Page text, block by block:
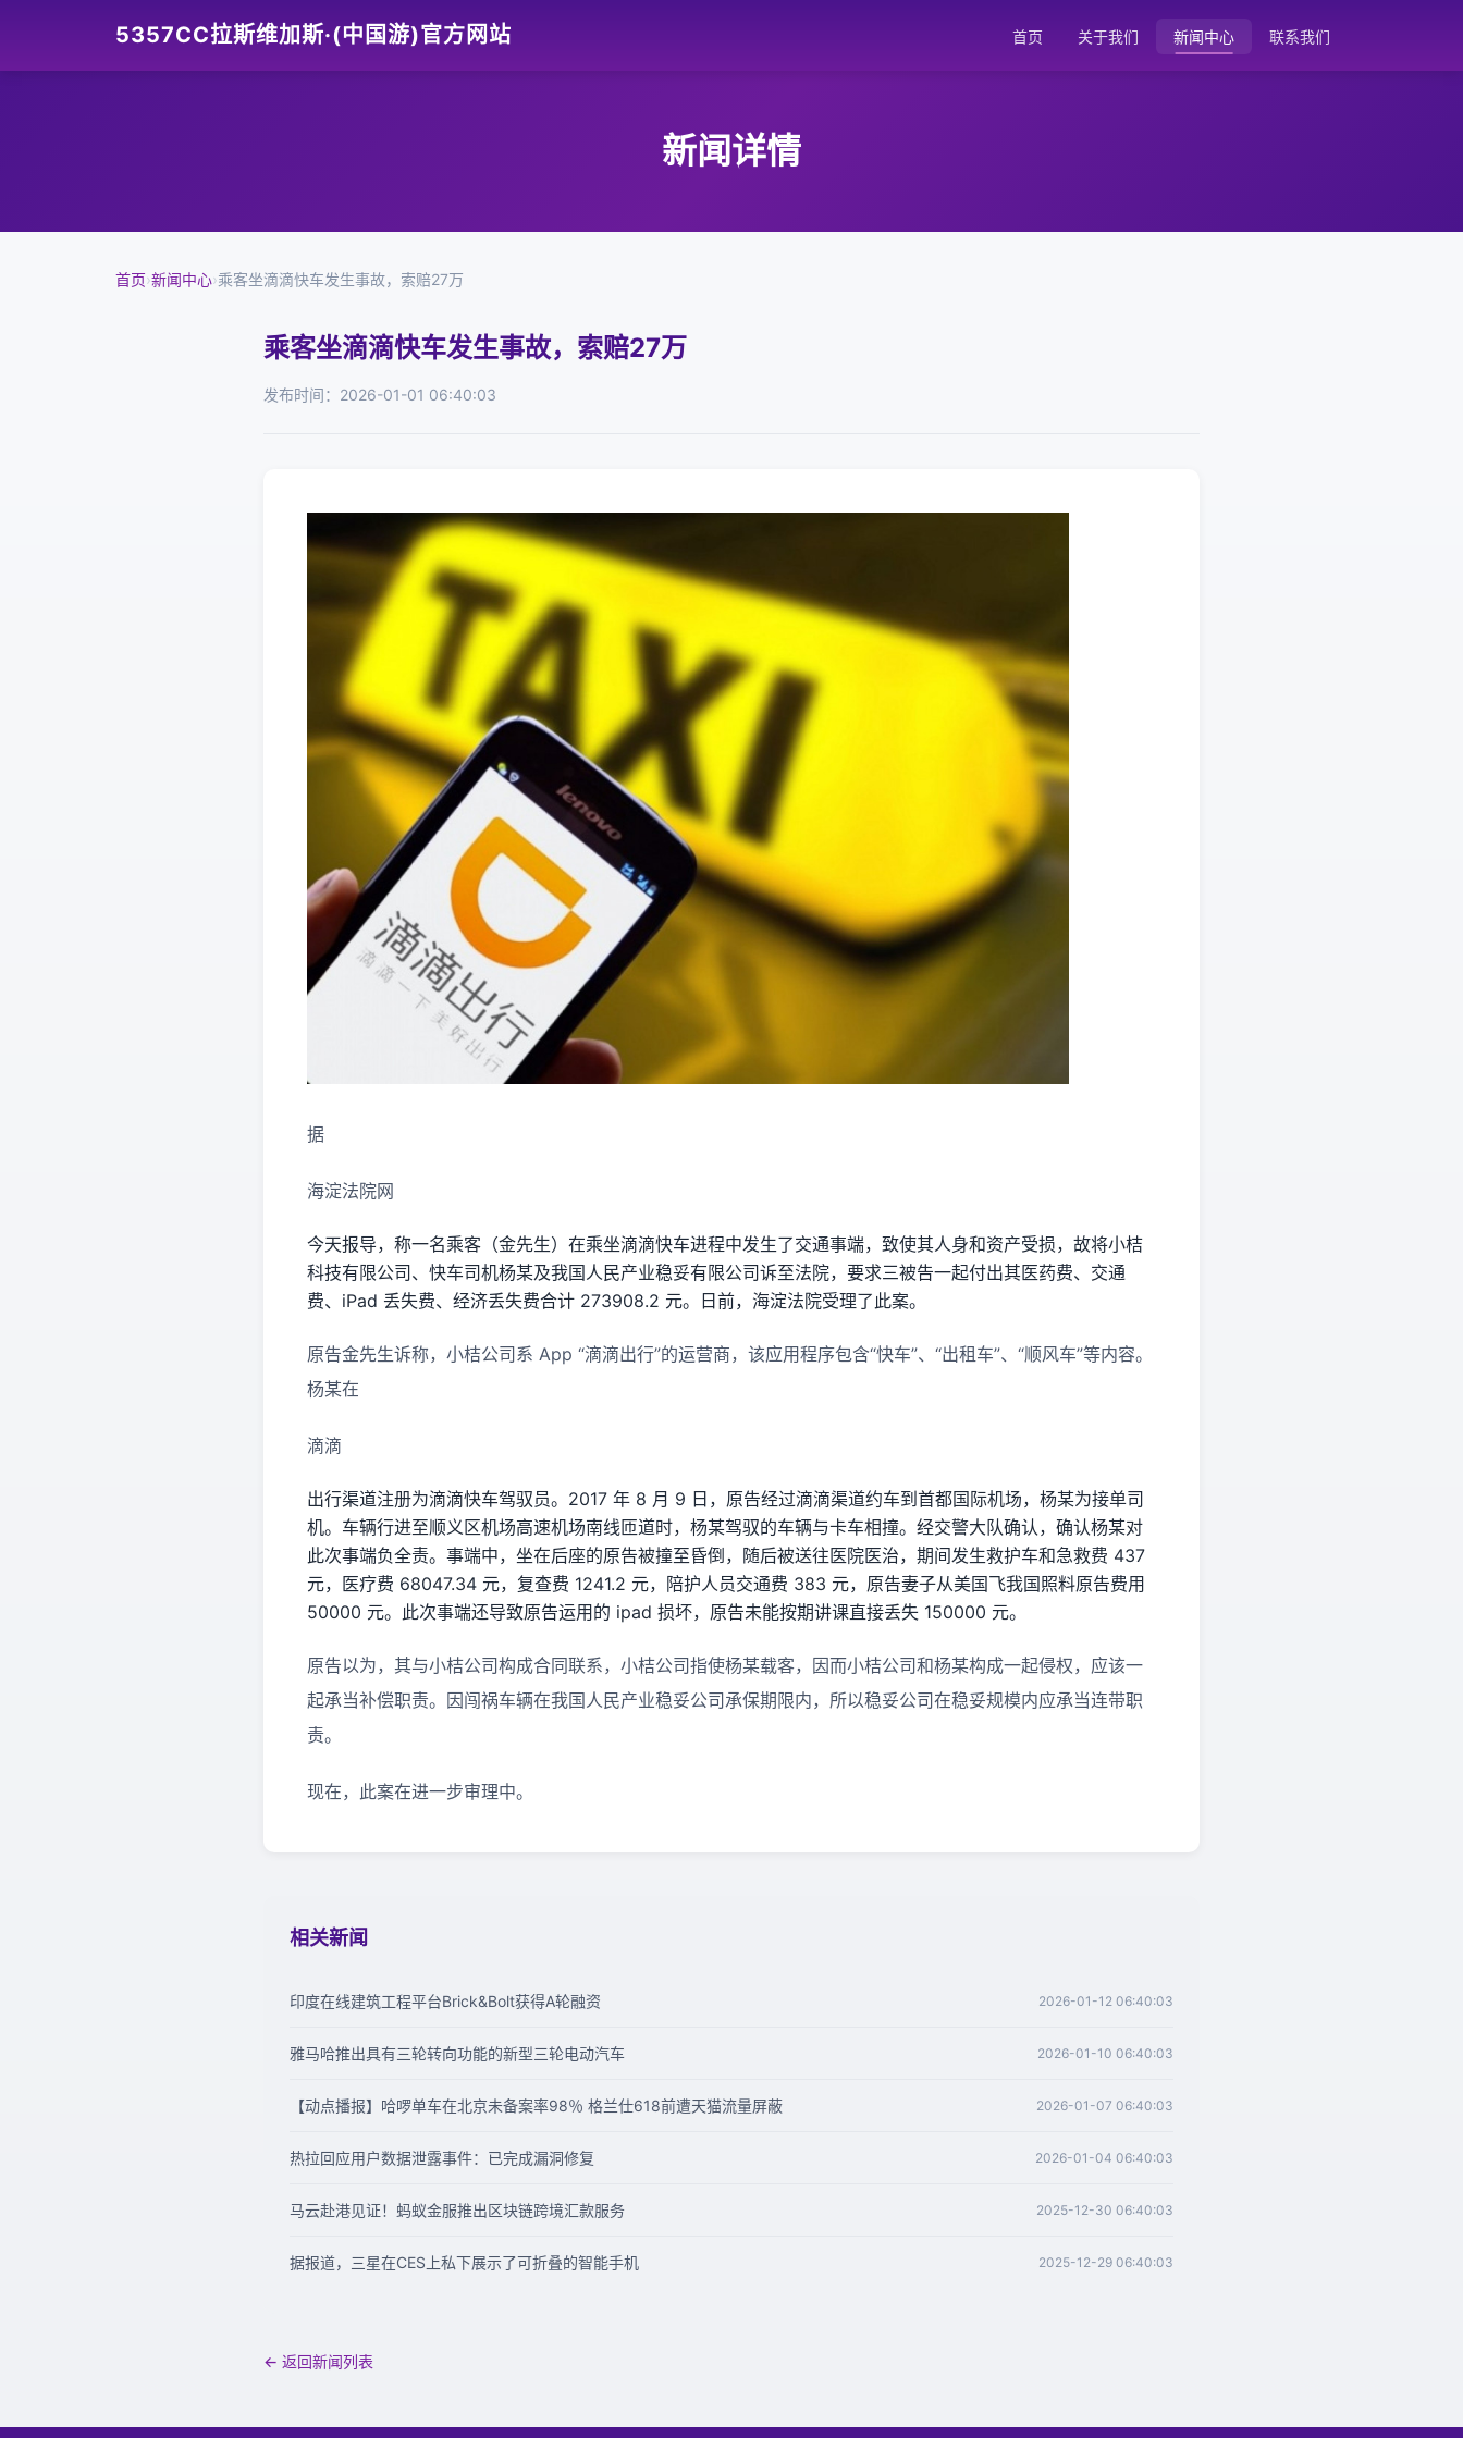
5357CC拉斯维加斯·(中国游)官方网站 首页 关于我们 新闻中心 联系我们
新闻详情
首页›新闻中心›乘客坐滴滴快车发生事故，索赔27万
乘客坐滴滴快车发生事故，索赔27万
发布时间：2026-01-01 06:40:03
据
海淀法院网
今天报导，称一名乘客（金先生）在乘坐滴滴快车进程中发生了交通事端，致使其人身和资产受损，故将小桔
科技有限公司、快车司机杨某及我国人民产业稳妥有限公司诉至法院，要求三被告一起付出其医药费、交通
费、iPad 丢失费、经济丢失费合计 273908.2 元。日前，海淀法院受理了此案。
原告金先生诉称，小桔公司系 App “滴滴出行”的运营商，该应用程序包含“快车”、“出租车”、“顺风车”等内容。
杨某在
滴滴
出行渠道注册为滴滴快车驾驭员。2017 年 8 月 9 日，原告经过滴滴渠道约车到首都国际机场，杨某为接单司
机。车辆行进至顺义区机场高速机场南线匝道时，杨某驾驭的车辆与卡车相撞。经交警大队确认，确认杨某对
此次事端负全责。事端中，坐在后座的原告被撞至昏倒，随后被送往医院医治，期间发生救护车和急救费 437
元，医疗费 68047.34 元，复查费 1241.2 元，陪护人员交通费 383 元，原告妻子从美国飞我国照料原告费用
50000 元。此次事端还导致原告运用的 ipad 损坏，原告未能按期讲课直接丢失 150000 元。
原告以为，其与小桔公司构成合同联系，小桔公司指使杨某载客，因而小桔公司和杨某构成一起侵权，应该一
起承当补偿职责。因闯祸车辆在我国人民产业稳妥公司承保期限内，所以稳妥公司在稳妥规模内应承当连带职
责。
现在，此案在进一步审理中。
相关新闻
印度在线建筑工程平台Brick&Bolt获得A轮融资 2026-01-12 06:40:03
雅马哈推出具有三轮转向功能的新型三轮电动汽车 2026-01-10 06:40:03
【动点播报】哈啰单车在北京未备案率98％ 格兰仕618前遭天猫流量屏蔽 2026-01-07 06:40:03
热拉回应用户数据泄露事件：已完成漏洞修复 2026-01-04 06:40:03
马云赴港见证！蚂蚁金服推出区块链跨境汇款服务 2025-12-30 06:40:03
据报道，三星在CES上私下展示了可折叠的智能手机 2025-12-29 06:40:03
← 返回新闻列表